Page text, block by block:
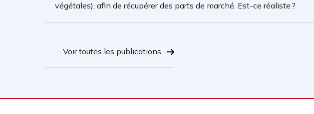
végétales), afin de récupérer des parts de marché. Est-ce réaliste ?
Voir toutes les publications